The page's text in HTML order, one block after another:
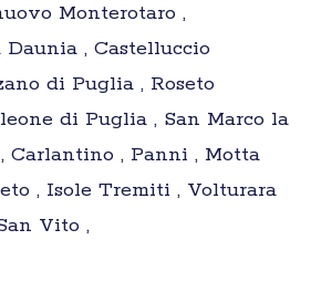
Monterotaro ,
, Castelluccio
di Puglia , Roseto
di Puglia , San Marco la
Carlantino , Panni , Motta
, Isole Tremiti , Volturara
Vito ,